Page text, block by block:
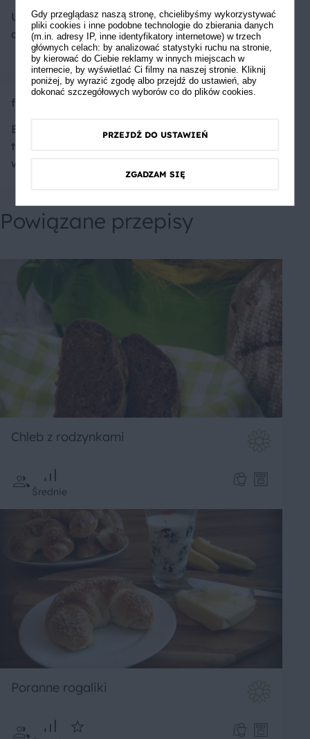
Uwielbiam ten smak
orientu
fiziowaaa
Bardzo smaczny wychodzi
ten kurczak, zdecydowanie
warto spróbować :D
Powiązane przepisy
Chleb z rodzynkami
Średnie
Poranne rogaliki
Gdy przeglądasz naszą stronę, chcielibyśmy wykorzystywać
pliki cookies i inne podobne technologie do zbierania danych
(m.in. adresy IP, inne identyfikatory internetowe) w trzech
głównych celach: by analizować statystyki ruchu na stronie,
by kierować do Ciebie reklamy w innych miejscach w
internecie, by wyświetlać Ci filmy na naszej stronie. Kliknij
poniżej, by wyrazić zgodę albo przejdź do ustawień, aby
dokonać szczegółowych wyborów co do plików cookies.
PRZEJDŹ DO USTAWIEŃ
ZGADZAM SIĘ